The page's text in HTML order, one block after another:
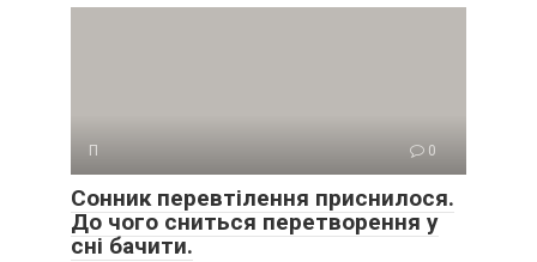
П 0
Сонник перевтілення приснилося.
До чого сниться перетворення у
сні бачити.